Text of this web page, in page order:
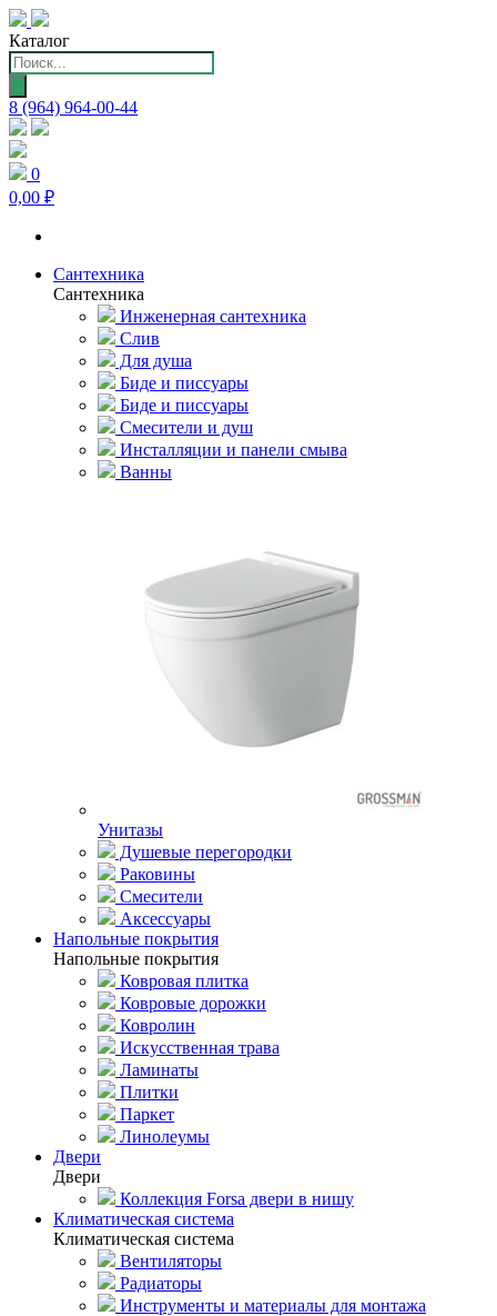
Каталог
Поиск
товаров
8 (964) 964-00-44
0
0,00 ₽
Сантехника
Сантехника
Инженерная сантехника
Слив
Для душа
Биде и писсуары
Биде и писсуары
Смесители и душ
Инсталляции и панели смыва
Ванны
Унитазы
Душевые перегородки
Раковины
Смесители
Аксессуары
Напольные покрытия
Напольные покрытия
Ковровая плитка
Ковровые дорожки
Ковролин
Искусственная трава
Ламинаты
Плитки
Паркет
Линолеумы
Двери
Двери
Коллекция Forsa двери в нишу
Климатическая система
Климатическая система
Вентиляторы
Радиаторы
Инструменты и материалы для монтажа